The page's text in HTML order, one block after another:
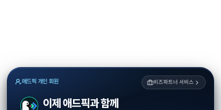
애드픽 개인 회원 비즈파트너 서비스
이제 애드픽과 함께